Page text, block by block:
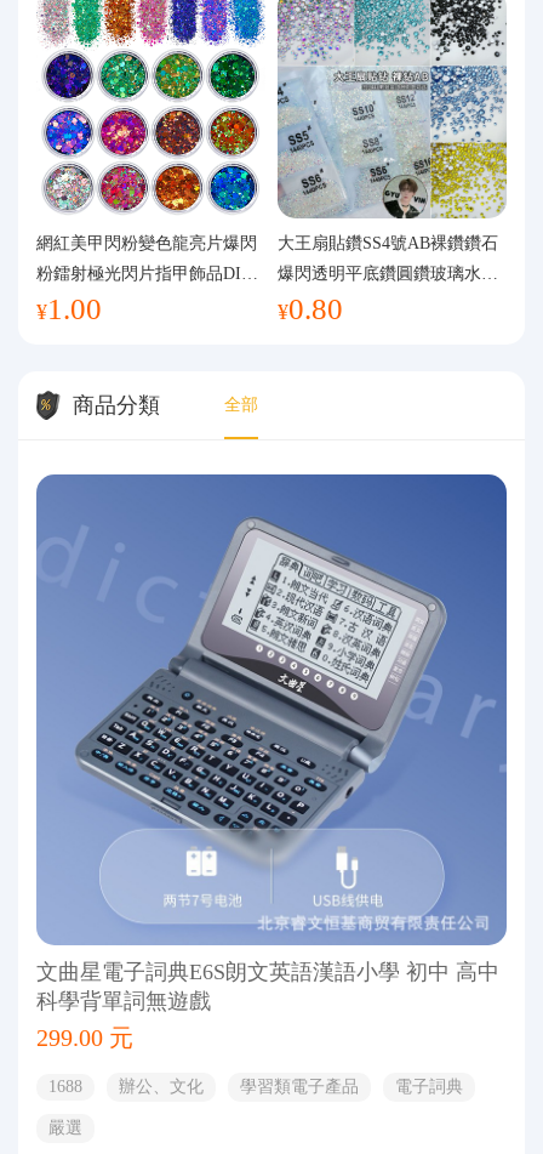
網紅美甲閃粉變色龍亮片爆閃
粉鐳射極光閃片指甲飾品DIY
手工流麻
¥1.00
大王扇貼鑽SS4號AB裸鑽鑽石
爆閃透明平底鑽圓鑽玻璃水鑽
美甲鑽飾
¥0.80
商品分類 全部
文曲星電子詞典E6S朗文英語漢語小學 初中 高中
科學背單詞無遊戲
299.00 元
1688 辦公、文化 學習類電子產品 電子詞典
嚴選